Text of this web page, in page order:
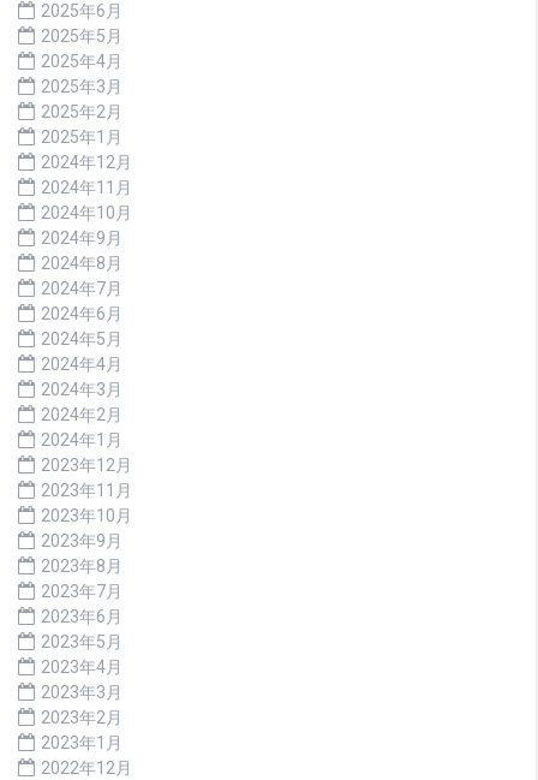
2025年6月
2025年5月
2025年4月
2025年3月
2025年2月
2025年1月
2024年12月
2024年11月
2024年10月
2024年9月
2024年8月
2024年7月
2024年6月
2024年5月
2024年4月
2024年3月
2024年2月
2024年1月
2023年12月
2023年11月
2023年10月
2023年9月
2023年8月
2023年7月
2023年6月
2023年5月
2023年4月
2023年3月
2023年2月
2023年1月
2022年12月